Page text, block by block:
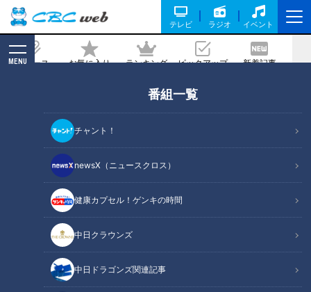
テレビ ラジオ イベント
ニュース お気に入り ランキング ピックアップ 新着記事
MENU
番組一覧
チャント！
newsX（ニュースクロス）
健康カプセル！ゲンキの時間
中日クラウンズ
中日ドラゴンズ関連記事
こ？塞ぎ方は？入られた場合の対策など
専門家が解説
2023/12/20 17:21